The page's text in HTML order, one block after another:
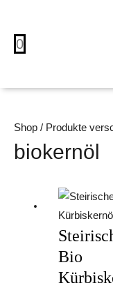
springen
0
Shop / Produkte
biokernöl
Bio